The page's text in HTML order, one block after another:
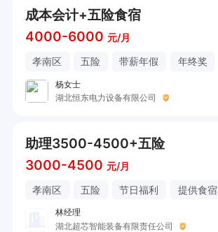
成本会计+五险食宿
4000-6000 元/月
孝南区 五险 带薪年假 年终奖
杨女士
湖北恒东电力设备有限公司
助理3500-4500+五险
3000-4500 元/月
孝南区 五险 节日福利 提供食宿
林经理
湖北超芯智能装备有限责任公司